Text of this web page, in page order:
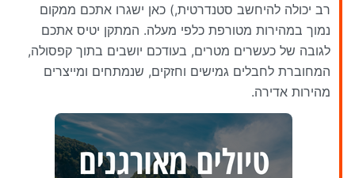
רב יכולה להיחשב סטנדרטית,) כאן ישגרו אתכם ממקום
נמוך במהירות מטורפת כלפי מעלה. המתקן יטיס אתכם
לגובה של כעשרים מטרים, בעודכם יושבים בתוך קפסולה,
המחוברת לחבלים גמישים וחזקים, שנמתחים ומייצרים
מהירות אדירה.